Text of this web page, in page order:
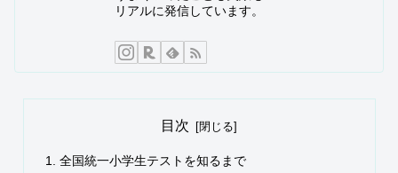
リアルに発信しています。
目次
全国統一小学生テストを知るまで